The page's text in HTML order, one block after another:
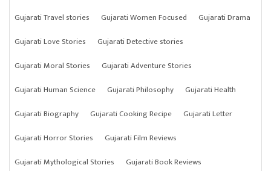
Gujarati Travel stories
Gujarati Women Focused
Gujarati Drama
Gujarati Love Stories
Gujarati Detective stories
Gujarati Moral Stories
Gujarati Adventure Stories
Gujarati Human Science
Gujarati Philosophy
Gujarati Health
Gujarati Biography
Gujarati Cooking Recipe
Gujarati Letter
Gujarati Horror Stories
Gujarati Film Reviews
Gujarati Mythological Stories
Gujarati Book Reviews